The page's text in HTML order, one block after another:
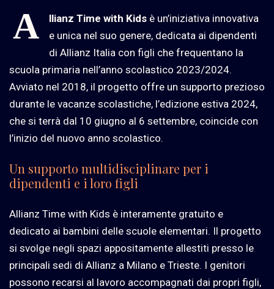
A llianz Time with Kids è un’iniziativa innovativa
e unica nel suo genere, dedicata ai dipendenti
di Allianz Italia con figli che frequentano la
scuola primaria nell’anno scolastico 2023/2024.
Avviato nel 2018, il progetto offre un supporto prezioso
durante le vacanze scolastiche, l’edizione estiva 2024,
che si terrà dal 10 giugno al 6 settembre, coincide con
l’inizio del nuovo anno scolastico.
Un supporto multidisciplinare per i
dipendenti e i loro figli
Allianz Time with Kids è interamente gratuito e
dedicato ai bambini delle scuole elementari. Il progetto
si svolge negli spazi appositamente allestiti presso le
principali sedi di Allianz a Milano e Trieste. I genitori
possono recarsi al lavoro accompagnati dai propri figli,